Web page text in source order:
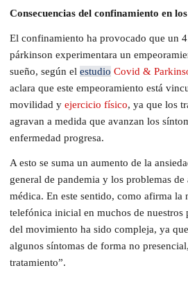
Consecuencias del confinamiento en
El confinamiento ha provocado que un
párkinson experimentara un
sueño, según el estudio Covid &
aclara que este empeoramiento está
movilidad y ejercicio físico, ya que los
agravan a medida que avanzan los
enfermedad progresa.
A esto se suma un aumento de la
general de pandemia y los problemas de
médica. En este sentido, como afirma la
telefónica inicial en muchos de nuestros
del movimiento ha sido compleja, ya
algunos síntomas de forma no
tratamiento”.